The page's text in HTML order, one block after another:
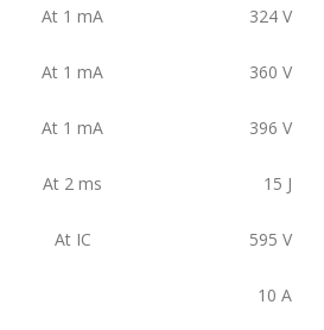
At 1 mA 324 V
At 1 mA 360 V
At 1 mA 396 V
At 2 ms 15 J
At IC 595 V
10 A